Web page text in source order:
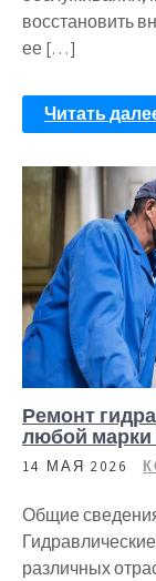
восстановить
ее […]
Читать
Ремонт
любой марки
14 МАЯ 2026
Общие
различных